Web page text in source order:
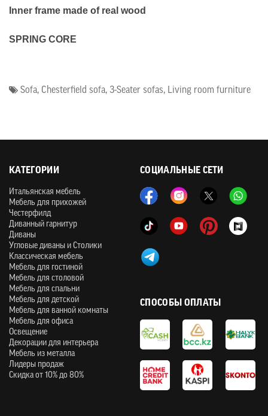
Inner frame made of real wood
SPRING CORE
Sofa, Chesterfield sofa, 3-Seater sofas, Living room furniture
СОЦИАЛЬНЫЕ СЕТИ
КАТЕГОРИИ
Итальянская мебель
Мебель для прихожей
Честерфилд
Диванный гарнитур
Диваны
Угловые диваны и Столики
Классическая мебель
Мебель для гостиной
Мебель для столовой
Мебель для спальни
Мебель для детской
Мебель для ванной комнаты
Мебель для офиса
Освещение
Декорации для интерьера
Мебель из металла
Лидеры продаж
Скидка от 10% до 80%
СПОСОБЫ ОПЛАТЫ